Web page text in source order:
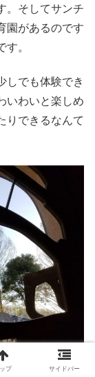
。そしてサンチ
園があるのです
。
しでも体験でき
いわいと楽しめ
りできるなんて
プ サイドバー